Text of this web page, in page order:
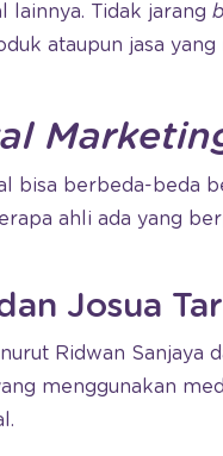
lainnya. Tidak jarang
ataupun jasa
bisa berbeda-beda
ahli ada yang
Josua
Ridwan Sanjaya
menggunakan